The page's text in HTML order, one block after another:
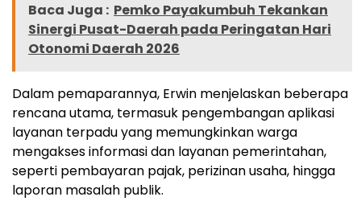
Baca Juga : Pemko Payakumbuh Tekankan
Sinergi Pusat-Daerah pada Peringatan Hari
Otonomi Daerah 2026
Dalam pemaparannya, Erwin menjelaskan beberapa
rencana utama, termasuk pengembangan aplikasi
layanan terpadu yang memungkinkan warga
mengakses informasi dan layanan pemerintahan,
seperti pembayaran pajak, perizinan usaha, hingga
laporan masalah publik.